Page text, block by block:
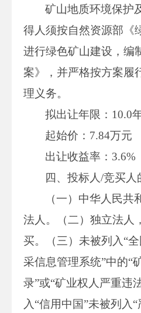
矿山地质环境保护
得人须按自然资源部《
进行绿色矿山建设，编
案》，并严格按方案履
理义务。
拟出让年限：10.0
起始价：7.84万元
出让收益率：3.6%
四、投标人/竞买人
（一）中华人民共
法人。（二）独立法人
买。（三）未被列入“
采信息管理系统”中的“
录”或“矿业权人严重违
入“信用中国”未被列入